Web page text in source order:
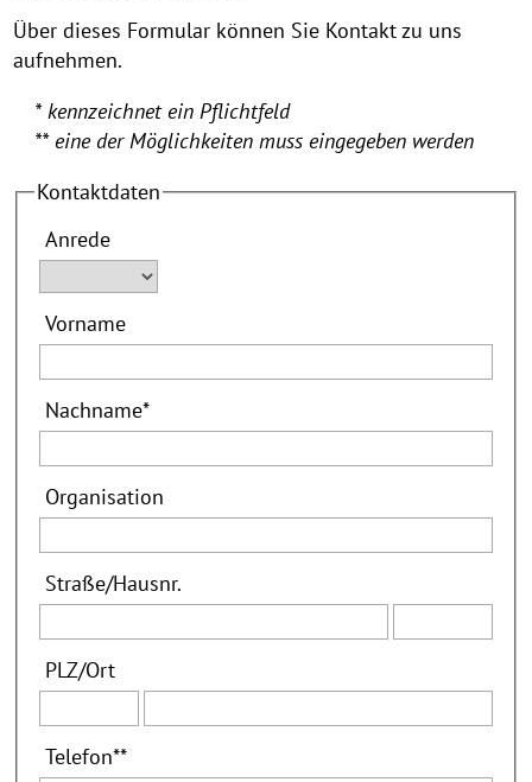
Über dieses Formular können Sie Kontakt zu uns
aufnehmen.
* kennzeichnet ein Pflichtfeld
** eine der Möglichkeiten muss eingegeben werden
Kontaktdaten
Anrede
Vorname
Nachname*
Organisation
Straße/Hausnr.
PLZ/Ort
Telefon**